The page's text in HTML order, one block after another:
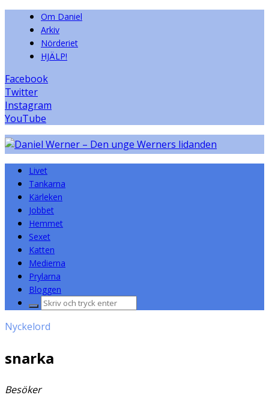
Om Daniel
Arkiv
Nörderiet
HJÄLP!
Facebook
Twitter
Instagram
YouTube
Livet
Tankarna
Kärleken
Jobbet
Hemmet
Sexet
Katten
Medierna
Prylarna
Bloggen
Sök
Nyckelord
snarka
Besöker